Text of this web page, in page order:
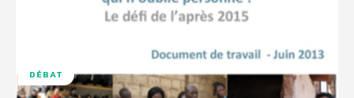
DÉBAT